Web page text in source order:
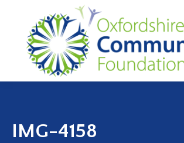
IMG-4158